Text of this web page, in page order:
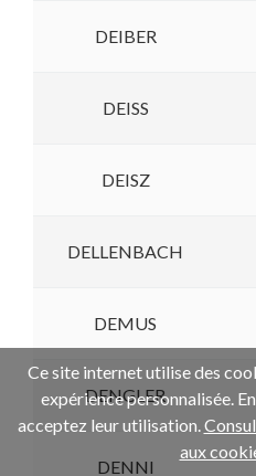
DEIBER
DEISS
DEISZ
DELLENBACH
DEMUS
DENGLER
DENNI
Ce site internet utilise des
expérience personnalisée.
acceptez leur utilisation.
aux